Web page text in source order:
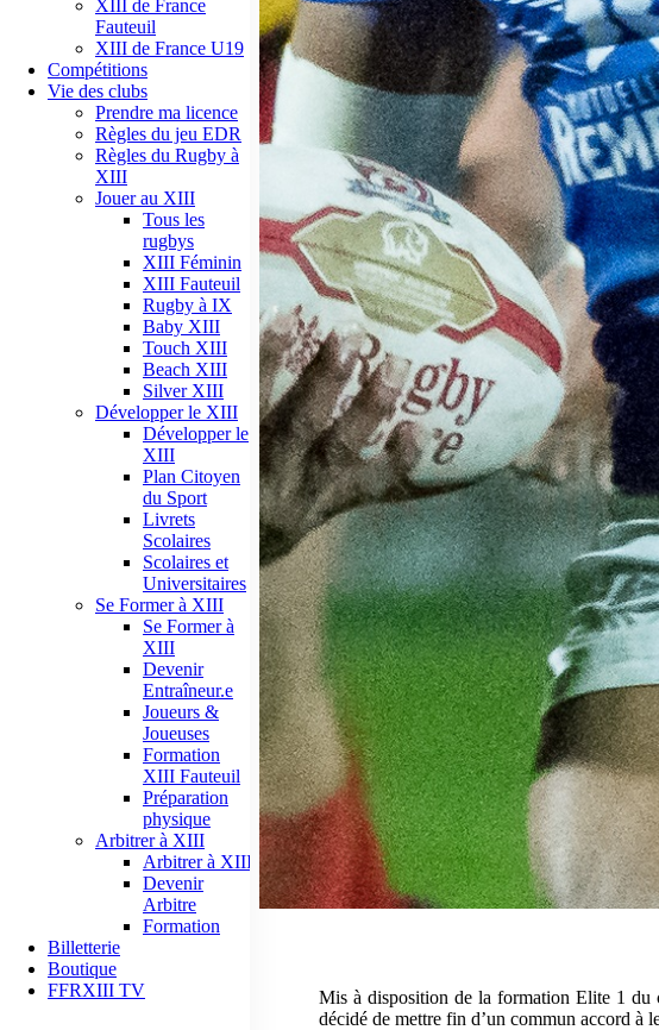
XIII de France
Fauteuil
XIII de France U19
Compétitions
Vie des clubs
Prendre ma licence
Règles du jeu EDR
Règles du Rugby à
XIII
Jouer au XIII
Tous les
rugbys
XIII Féminin
XIII Fauteuil
Rugby à IX
Baby XIII
Touch XIII
Beach XIII
Silver XIII
Développer le XIII
Développer le
XIII
Plan Citoyen
du Sport
Livrets
Scolaires
Scolaires et
Universitaires
Se Former à XIII
Se Former à
XIII
Devenir
Entraîneur.e
Joueurs &
Joueuses
Formation
XIII Fauteuil
Préparation
physique
Arbitrer à XIII
Arbitrer à XIII
Devenir
Arbitre
Formation
Billetterie
Boutique
FFRXIII TV
Mis à disposition de la formation Elite 1
décidé de mettre fin d’un commun accord à